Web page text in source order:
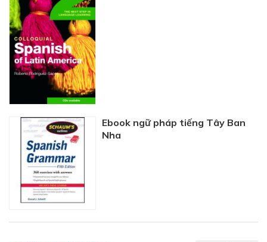
Ebook ngữ pháp tiếng Tây Ban
Nha